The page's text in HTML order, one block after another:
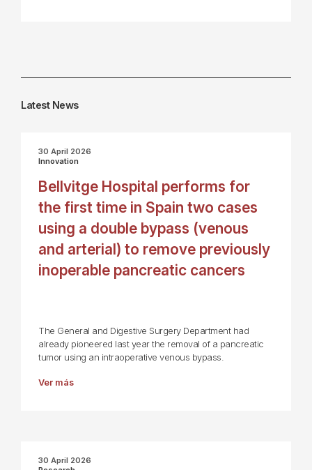
Latest News
30 April 2026
Innovation
Bellvitge Hospital performs for
the first time in Spain two cases
using a double bypass (venous
and arterial) to remove previously
inoperable pancreatic cancers
The General and Digestive Surgery Department had
already pioneered last year the removal of a pancreatic
tumor using an intraoperative venous bypass.
Ver más
30 April 2026